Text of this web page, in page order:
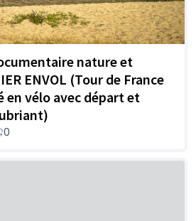
nature et
ENVOL (Tour de France
en vélo avec départ et
0